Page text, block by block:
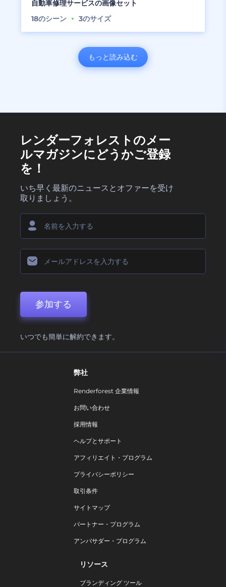
自動車修理サービスの画像セット
18のシーン 3のサイズ
もっと読み込む
レンダーフォレストのメー
ルマガジンにどうかご登録
を！
いち早く最新のニュースとオファーを受け
取りましょう。
参加する
いつでも簡単に解約できます。
弊社
Renderforest 企業情報
お問い合わせ
採用情報
ヘルプとサポート
アフィリエイト・プログラム
プライバシーポリシー
取引条件
サイトマップ
パートナー・プログラム
アンバサダー・プログラム
リソース
ブランディング ツール